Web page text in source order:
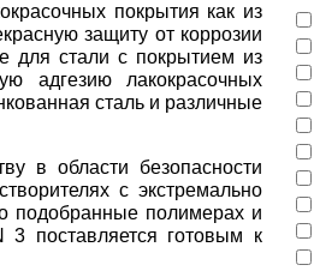
покрытия как из
защиту от коррозии
для стали с покрытием из
адгезию лакокрасочных
сталь и различные
в области безопасности
с экстремально
подобранные полимерах и
3 поставляется готовым к